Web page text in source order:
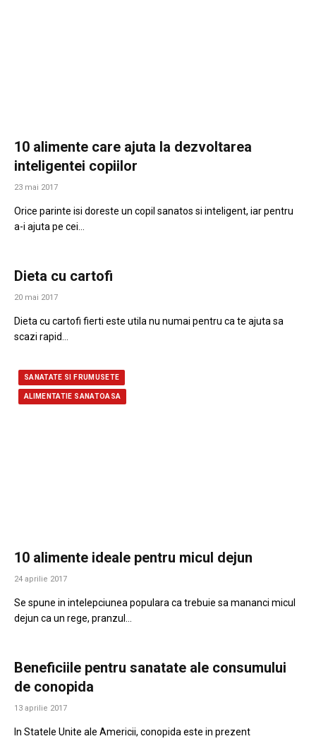
10 alimente care ajuta la dezvoltarea
inteligentei copiilor
23 mai 2017
Orice parinte isi doreste un copil sanatos si inteligent, iar pentru
a-i ajuta pe cei…
Dieta cu cartofi
20 mai 2017
Dieta cu cartofi fierti este utila nu numai pentru ca te ajuta sa
scazi rapid…
SANATATE SI FRUMUSETE
ALIMENTATIE SANATOASA
10 alimente ideale pentru micul dejun
24 aprilie 2017
Se spune in intelepciunea populara ca trebuie sa mananci micul
dejun ca un rege, pranzul…
Beneficiile pentru sanatate ale consumului
de conopida
13 aprilie 2017
In Statele Unite ale Americii, conopida este in prezent